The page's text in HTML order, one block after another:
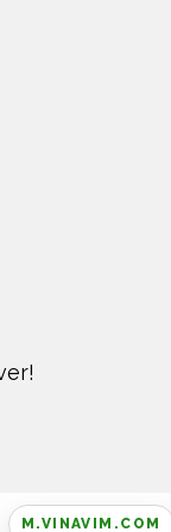
M.VINAVIM.COM